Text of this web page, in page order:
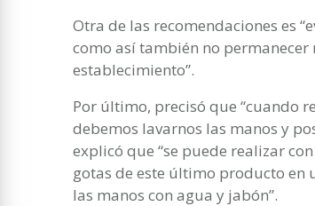
Otra de las recomendaciones es
como así también no
establecimiento”.
Por último, precisó que “cuando
debemos lavarnos las manos y
explicó que “se puede realizar
gotas de este último producto en
las manos con agua y jabón”.